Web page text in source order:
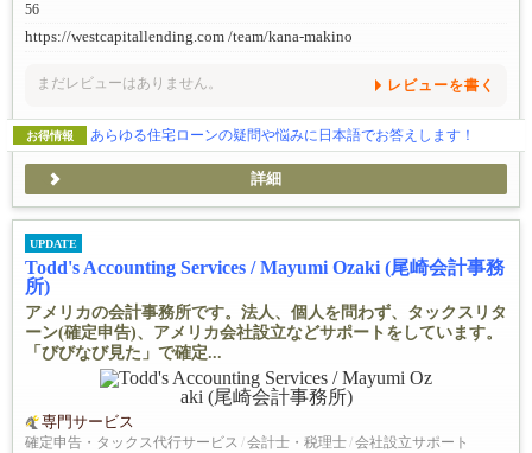
56
https://westcapitallending.com /team/kana-makino
まだレビューはありません。 レビューを書く
お得情報 あらゆる住宅ローンの疑問や悩みに日本語でお答えします！
詳細
UPDATE
Todd's Accounting Services / Mayumi Ozaki (尾崎会計事務
所)
アメリカの会計事務所です。法人、個人を問わず、タックスリタ
ーン(確定申告)、アメリカ会社設立などサポートをしています。
「びびなび見た」で確定...
専門サービス
確定申告・タックス代行サービス /会計士・税理士/会社設立サポート